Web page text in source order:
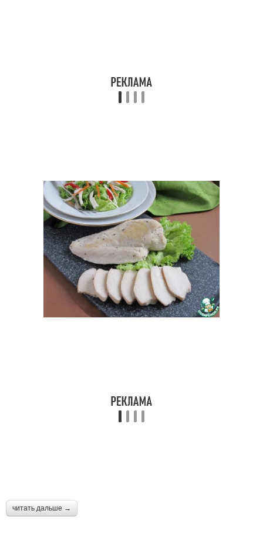
Салат с шампиньонами Овощной салат
Салат с ананасом Салат из курицы
грудкой
читать дальше →